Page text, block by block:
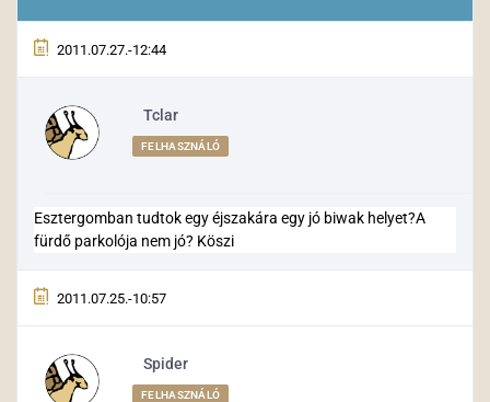
2011.07.27.-12:44
Tclar
FELHASZNÁLÓ
Esztergomban tudtok egy éjszakára egy jó biwak helyet?A
fürdő parkolója nem jó? Köszi
2011.07.25.-10:57
Spider
FELHASZNÁLÓ